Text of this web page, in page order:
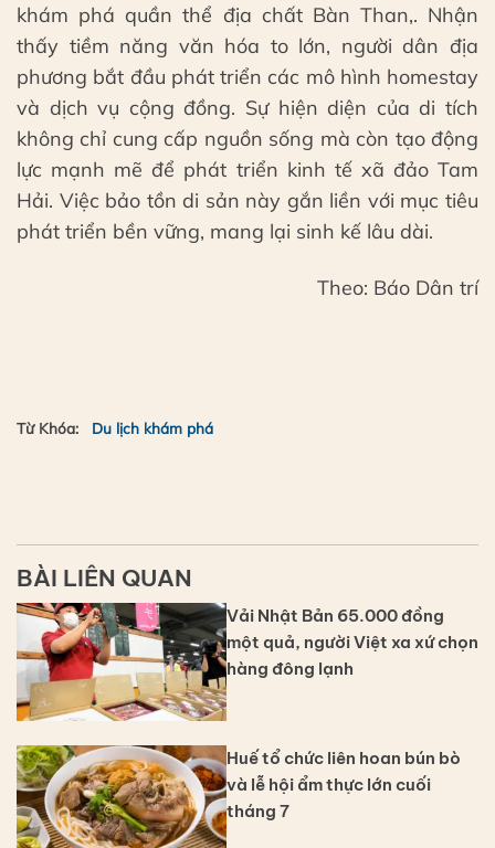
khám phá quần thể địa chất Bàn Than,. Nhận
thấy tiềm năng văn hóa to lớn, người dân địa
phương bắt đầu phát triển các mô hình homestay
và dịch vụ cộng đồng. Sự hiện diện của di tích
không chỉ cung cấp nguồn sống mà còn tạo động
lực mạnh mẽ để phát triển kinh tế xã đảo Tam
Hải. Việc bảo tồn di sản này gắn liền với mục tiêu
phát triển bền vững, mang lại sinh kế lâu dài.
Theo: Báo Dân trí
Từ Khóa: Du lịch khám phá
BÀI LIÊN QUAN
Vải Nhật Bản 65.000 đồng
một quả, người Việt xa xứ chọn
hàng đông lạnh
Huế tổ chức liên hoan bún bò
và lễ hội ẩm thực lớn cuối
tháng 7